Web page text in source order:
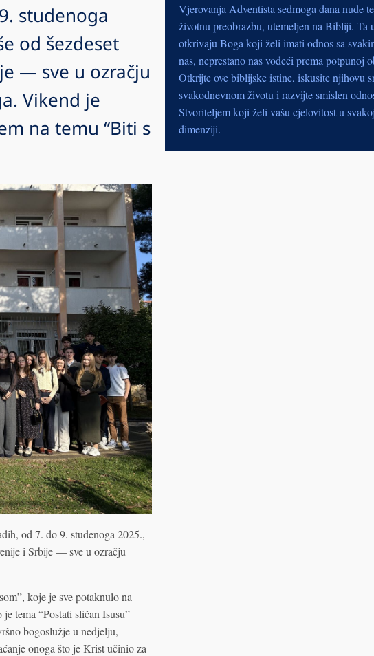
studenoga
od šezdeset
— sve u ozračju
Vikend je
na temu “Biti s
od 7. do 9. studenoga 2025.,
i Srbije — sve u ozračju
koje je sve potaknulo na
tema “Postati sličan Isusu”
bogoslužje u nedjelju,
onoga što je Krist učinio za
Vjerovanja Adventista sedmoga dana nude
životnu preobrazbu, utemeljen na Bibliji. Ta
otkrivaju Boga koji želi imati odnos sa
nas, neprestano nas vodeći prema potpunoj
Otkrijte ove biblijske istine, iskusite njihovu
svakodnevnom životu i razvijte smislen
Stvoriteljem koji želi vašu cjelovitost u svakoj
dimenziji.